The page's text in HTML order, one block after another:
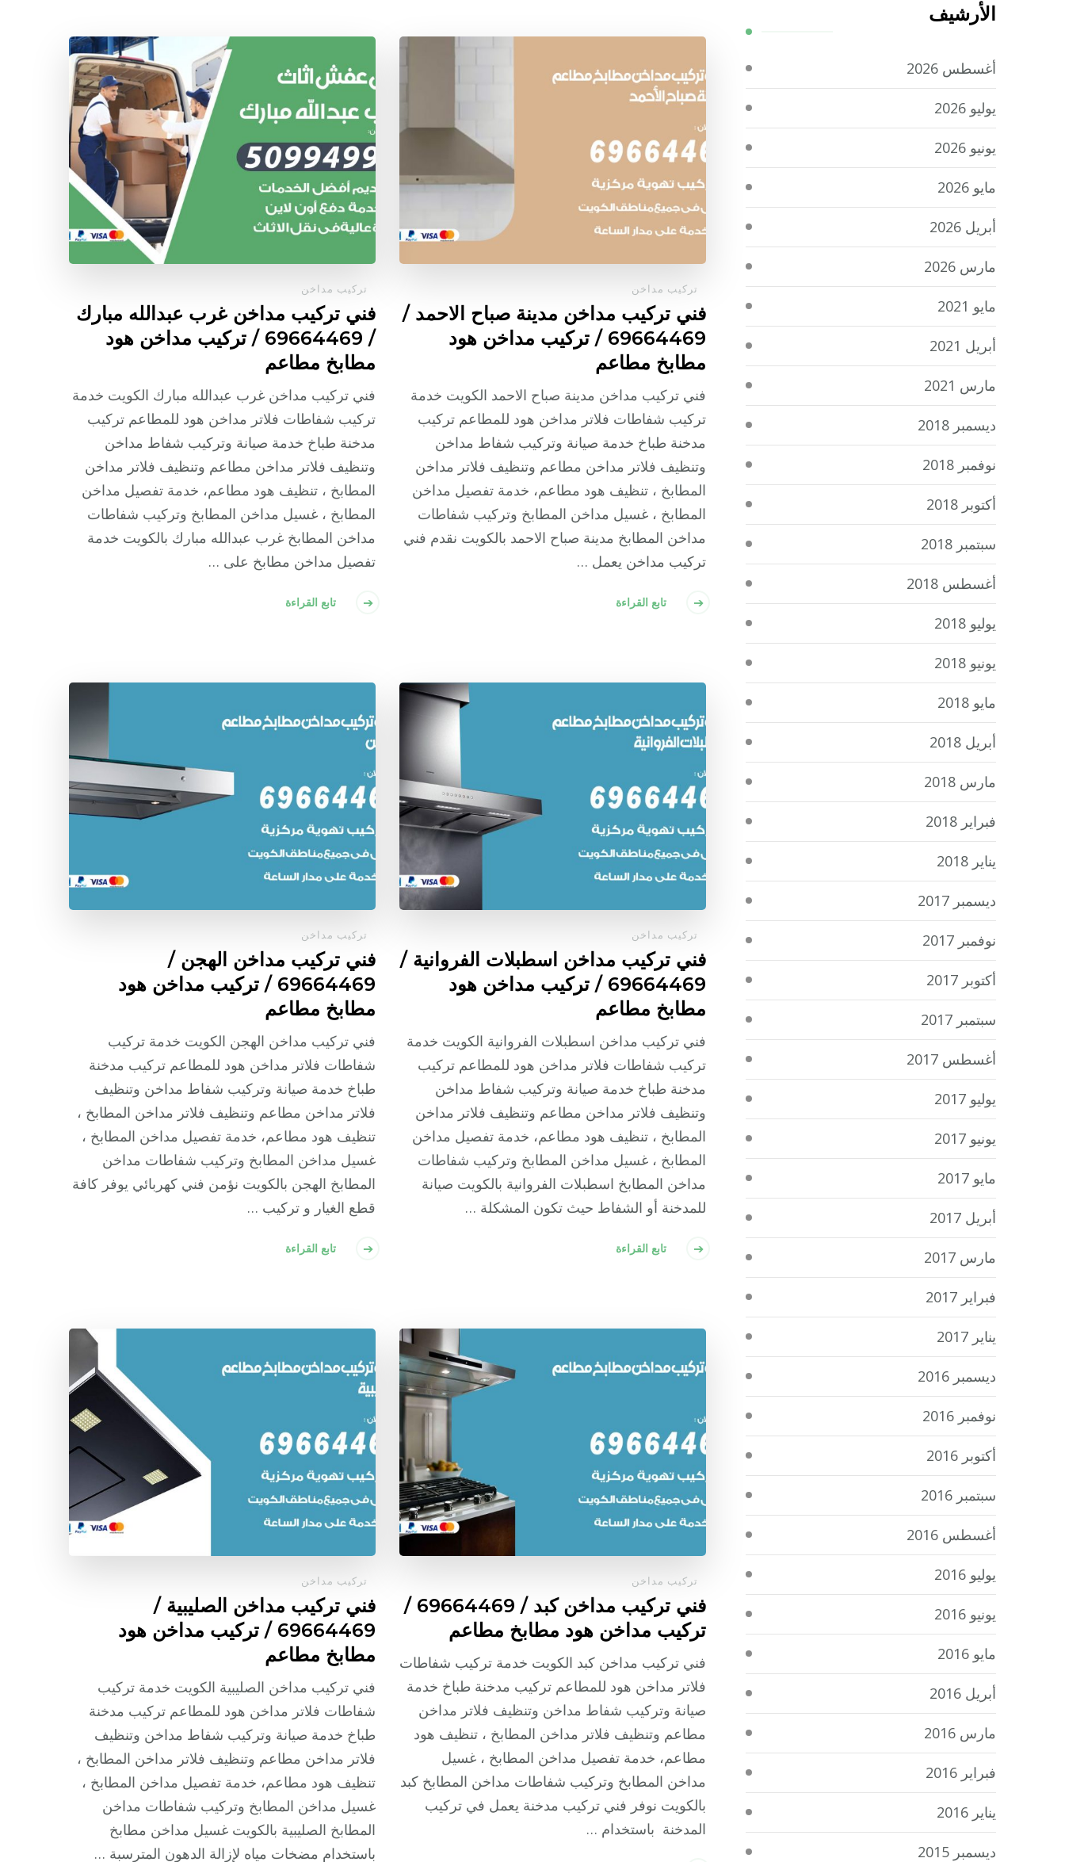
تركيب مداخن
فني تركيب مداخن مدينة صباح الاحمد /
69664469 / تركيب مداخن هود
مطابخ مطاعم
فني تركيب مداخن مدينة صباح الاحمد الكويت خدمة
تركيب شفاطات فلاتر مداخن هود للمطاعم تركيب
مدخنة طباخ خدمة صيانة وتركيب شفاط مداخن
وتنظيف فلاتر مداخن مطاعم وتنظيف فلاتر مداخن
المطابخ ، تنظيف هود مطاعم، خدمة تفصيل مداخن
المطابخ ، غسيل مداخن المطابخ وتركيب شفاطات
مداخن المطابخ مدينة صباح الاحمد بالكويت نقدم فني
تركيب مداخن يعمل …
تابع القراءة
تركيب مداخن
فني تركيب مداخن غرب عبدالله مبارك
/ 69664469 / تركيب مداخن هود
مطابخ مطاعم
فني تركيب مداخن غرب عبدالله مبارك الكويت خدمة
تركيب شفاطات فلاتر مداخن هود للمطاعم تركيب
مدخنة طباخ خدمة صيانة وتركيب شفاط مداخن
وتنظيف فلاتر مداخن مطاعم وتنظيف فلاتر مداخن
المطابخ ، تنظيف هود مطاعم، خدمة تفصيل مداخن
المطابخ ، غسيل مداخن المطابخ وتركيب شفاطات
مداخن المطابخ غرب عبدالله مبارك بالكويت خدمة
تفصيل مداخن مطابخ على …
تابع القراءة
تركيب مداخن
فني تركيب مداخن اسطبلات الفروانية /
69664469 / تركيب مداخن هود
مطابخ مطاعم
فني تركيب مداخن اسطبلات الفروانية الكويت خدمة
تركيب شفاطات فلاتر مداخن هود للمطاعم تركيب
مدخنة طباخ خدمة صيانة وتركيب شفاط مداخن
وتنظيف فلاتر مداخن مطاعم وتنظيف فلاتر مداخن
المطابخ ، تنظيف هود مطاعم، خدمة تفصيل مداخن
المطابخ ، غسيل مداخن المطابخ وتركيب شفاطات
مداخن المطابخ اسطبلات الفروانية بالكويت صيانة
للمدخنة أو الشفاط حيث تكون المشكلة …
تابع القراءة
تركيب مداخن
فني تركيب مداخن الهجن /
69664469 / تركيب مداخن هود
مطابخ مطاعم
فني تركيب مداخن الهجن الكويت خدمة تركيب
شفاطات فلاتر مداخن هود للمطاعم تركيب مدخنة
طباخ خدمة صيانة وتركيب شفاط مداخن وتنظيف
فلاتر مداخن مطاعم وتنظيف فلاتر مداخن المطابخ ،
تنظيف هود مطاعم، خدمة تفصيل مداخن المطابخ ،
غسيل مداخن المطابخ وتركيب شفاطات مداخن
المطابخ الهجن بالكويت نؤمن فني كهربائي يوفر كافة
قطع الغيار و تركيب …
تابع القراءة
تركيب مداخن
فني تركيب مداخن كبد / 69664469 /
تركيب مداخن هود مطابخ مطاعم
فني تركيب مداخن كبد الكويت خدمة تركيب شفاطات
فلاتر مداخن هود للمطاعم تركيب مدخنة طباخ خدمة
صيانة وتركيب شفاط مداخن وتنظيف فلاتر مداخن
مطاعم وتنظيف فلاتر مداخن المطابخ ، تنظيف هود
مطاعم، خدمة تفصيل مداخن المطابخ ، غسيل
مداخن المطابخ وتركيب شفاطات مداخن المطابخ كبد
بالكويت نوفر فني تركيب مدخنة يعمل في تركيب
المدخنة باستخدام …
تركيب مداخن
فني تركيب مداخن الصليبية /
69664469 / تركيب مداخن هود
مطابخ مطاعم
فني تركيب مداخن الصليبية الكويت خدمة تركيب
شفاطات فلاتر مداخن هود للمطاعم تركيب مدخنة
طباخ خدمة صيانة وتركيب شفاط مداخن وتنظيف
فلاتر مداخن مطاعم وتنظيف فلاتر مداخن المطابخ ،
تنظيف هود مطاعم، خدمة تفصيل مداخن المطابخ ،
غسيل مداخن المطابخ وتركيب شفاطات مداخن
المطابخ الصليبية بالكويت غسيل مداخن مطابخ
باستخدام مضخات مياه لإزالة الدهون المترسبة …
الأرشيف
أغسطس 2026
يوليو 2026
يونيو 2026
مايو 2026
أبريل 2026
مارس 2026
مايو 2021
أبريل 2021
مارس 2021
ديسمبر 2018
نوفمبر 2018
أكتوبر 2018
سبتمبر 2018
أغسطس 2018
يوليو 2018
يونيو 2018
مايو 2018
أبريل 2018
مارس 2018
فبراير 2018
يناير 2018
ديسمبر 2017
نوفمبر 2017
أكتوبر 2017
سبتمبر 2017
أغسطس 2017
يوليو 2017
يونيو 2017
مايو 2017
أبريل 2017
مارس 2017
فبراير 2017
يناير 2017
ديسمبر 2016
نوفمبر 2016
أكتوبر 2016
سبتمبر 2016
أغسطس 2016
يوليو 2016
يونيو 2016
مايو 2016
أبريل 2016
مارس 2016
فبراير 2016
يناير 2016
ديسمبر 2015